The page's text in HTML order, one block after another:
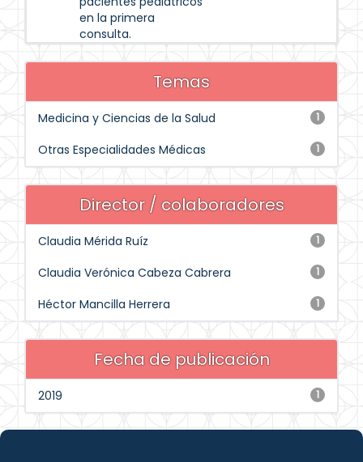
en la primera
consulta.
Temas
1
Medicina y Ciencias de la Salud
1
Otras Especialidades Médicas
Director / colaboradores
1
Claudia Mérida Ruíz
1
Claudia Verónica Cabeza Cabrera
1
Héctor Mancilla Herrera
Fecha de publicación
1
2019